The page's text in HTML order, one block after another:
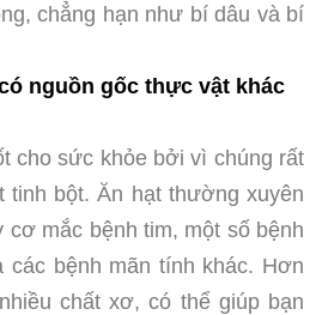
chẳng hạn như bí dâu và bí
nguồn gốc thực vật khác
cho sức khỏe bởi vì chúng rất
tinh bột. Ăn hạt thường xuyên
cơ mắc bệnh tim, một số bệnh
các bệnh mãn tính khác. Hơn
chất xơ, có thể giúp bạn